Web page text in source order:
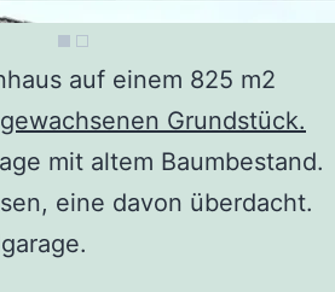
auf einem 825 m2
Grundstück.
mit altem Baumbestand.
eine davon überdacht.